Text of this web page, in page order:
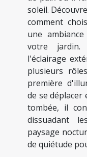
soleil.
comment
une
votre jardin.
l'éclairage
plusieurs
première
de se
tombée, il
dissuadant
paysage
de quiétude